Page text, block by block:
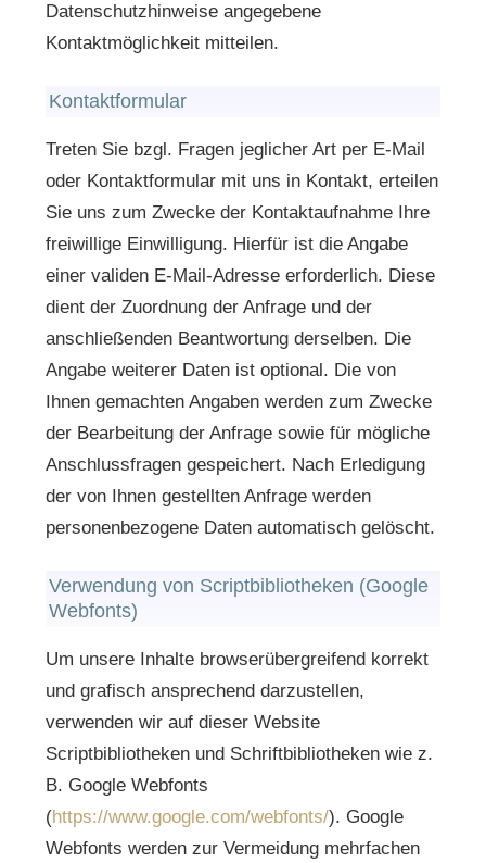
Datenschutzhinweise angegebene
Kontaktmöglichkeit mitteilen.
Kontaktformular
Treten Sie bzgl. Fragen jeglicher Art per E-Mail
oder Kontaktformular mit uns in Kontakt, erteilen
Sie uns zum Zwecke der Kontaktaufnahme Ihre
freiwillige Einwilligung. Hierfür ist die Angabe
einer validen E-Mail-Adresse erforderlich. Diese
dient der Zuordnung der Anfrage und der
anschließenden Beantwortung derselben. Die
Angabe weiterer Daten ist optional. Die von
Ihnen gemachten Angaben werden zum Zwecke
der Bearbeitung der Anfrage sowie für mögliche
Anschlussfragen gespeichert. Nach Erledigung
der von Ihnen gestellten Anfrage werden
personenbezogene Daten automatisch gelöscht.
Verwendung von Scriptbibliotheken (Google
Webfonts)
Um unsere Inhalte browserübergreifend korrekt
und grafisch ansprechend darzustellen,
verwenden wir auf dieser Website
Scriptbibliotheken und Schriftbibliotheken wie z.
B. Google Webfonts
(https://www.google.com/webfonts/). Google
Webfonts werden zur Vermeidung mehrfachen